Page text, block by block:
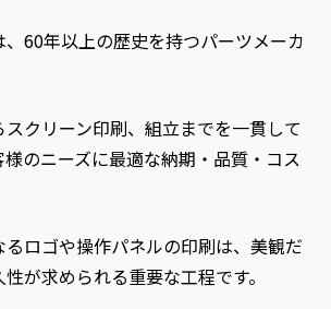
60年以上の歴史を持つパーツメーカ
クリーン印刷、組立までを一貫して
のニーズに最適な納期・品質・コス
ロゴや操作パネルの印刷は、美観だ
が求められる重要な工程です。